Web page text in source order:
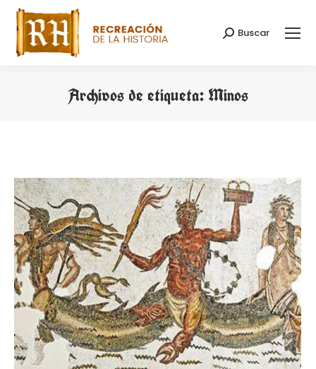
Buscar:
Buscar
Archivos de etiqueta: Minos